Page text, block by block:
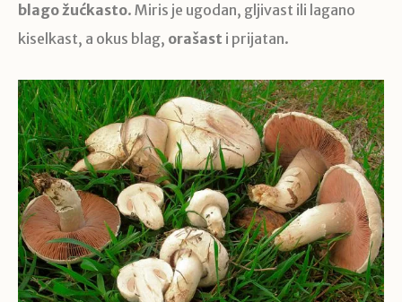
blago žućkasto. Miris je ugodan, gljivast ili lagano
kiselkast, a okus blag, orašast i prijatan.